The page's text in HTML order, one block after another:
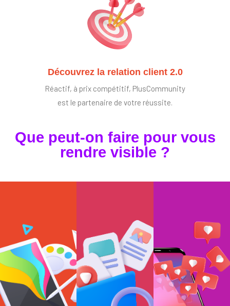
Découvrez la relation client 2.0
Réactif, à prix compétitif, PlusCommunity
est le partenaire de votre réussite.
Que peut-on faire pour vous
rendre visible ?